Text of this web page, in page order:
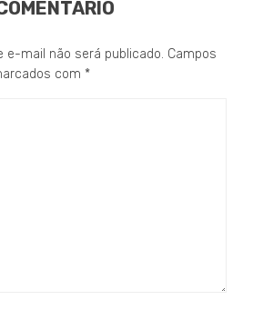
e-mail não será publicado. Campos
com *